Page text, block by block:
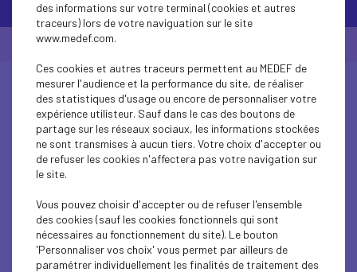
© Medef Corsica 2026 -
des informations sur votre terminal (cookies et autres
traceurs) lors de votre naviguation sur le site
www.medef.com.
Ces cookies et autres traceurs permettent au MEDEF de
mesurer l'audience et la performance du site, de réaliser
des statistiques d'usage ou encore de personnaliser votre
expérience utilisteur. Sauf dans le cas des boutons de
partage sur les réseaux sociaux, les informations stockées
ne sont transmises à aucun tiers. Votre choix d'accepter ou
de refuser les cookies n'affectera pas votre navigation sur
le site.
Vous pouvez choisir d'accepter ou de refuser l'ensemble
des cookies (sauf les cookies fonctionnels qui sont
nécessaires au fonctionnement du site). Le bouton
'Personnaliser vos choix' vous permet par ailleurs de
paramétrer individuellement les finalités de traitement des